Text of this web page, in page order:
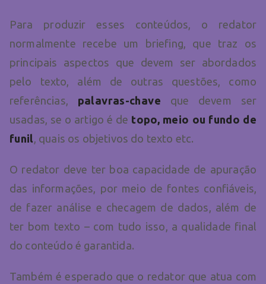
Para produzir esses conteúdos, o redator
normalmente recebe um briefing, que traz os
principais aspectos que devem ser abordados
pelo texto, além de outras questões, como
referências, palavras-chave que devem ser
usadas, se o artigo é de topo, meio ou fundo de
funil , quais os objetivos do texto etc.
O redator deve ter boa capacidade de apuração
das informações, por meio de fontes confiáveis,
de fazer análise e checagem de dados, além de
ter bom texto – com tudo isso, a qualidade final
do conteúdo é garantida.
Também é esperado que o redator que atua com